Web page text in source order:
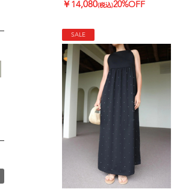
￥14,080(税込)20%OFF
SALE